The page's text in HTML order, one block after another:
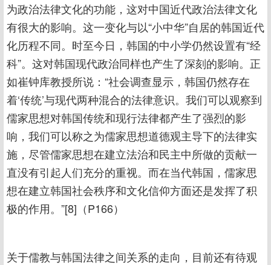
为政治法律文化的功能，这对中国近代政治法律文化
有很大的影响。这一变化与以“小中华”自居的韩国近代
化历程不同。时至今日，韩国的中小学仍然设置有“经
科”。这对韩国现代政治同样也产生了深刻的影响。正
如崔钟库教授所说：“社会调查显示，韩国仍然存在
着‘传统’与现代两种混合的法律意识。我们可以观察到
儒家思想对韩国传统和现行法律都产生了强烈的影
响，我们可以称之为儒家思想道德观主导下的法律实
施，尽管儒家思想在建立法治和民主中所做的贡献一
直没有引起人们充分的重视。而在当代韩国，儒家思
想在建立韩国社会秩序和文化信仰方面还是发挥了积
极的作用。”[8]（P166）
关于儒教与韩国法律之间关系的走向，目前还有待观